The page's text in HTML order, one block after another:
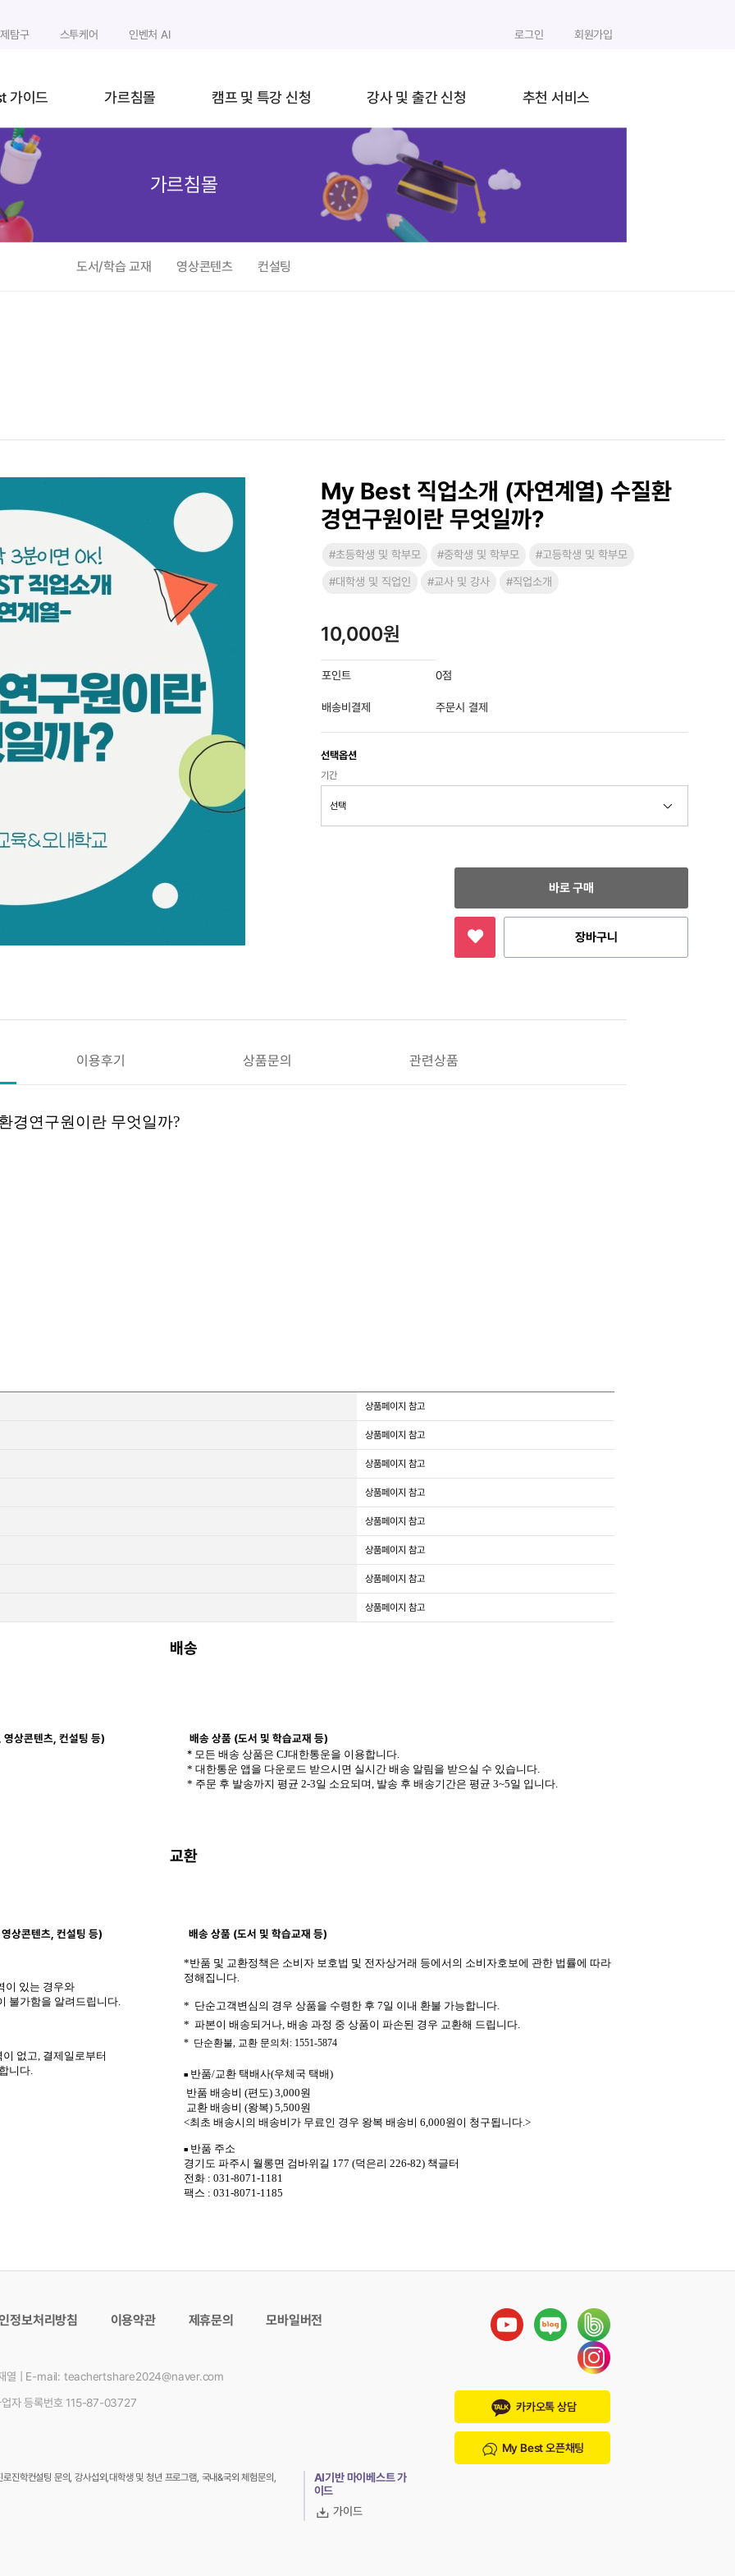
탐구 스투케어 인벤처 AI 로그인 회원가입
가이드 가르침몰 캠프 및 특강 신청 강사 및 출간 신청 추천 서비스
가르침몰
도서/학습 교재 영상콘텐츠 컨설팅
My Best 직업소개 (자연계열) 수질환
경연구원이란 무엇일까?
#초등학생 및 학부모 #중학생 및 학부모 #고등학생 및 학부모
#대학생 및 직업인 #교사 및 강사 #직업소개
10,000원
포인트 0점
배송비결제 주문시 결제
선택옵션
기간
바로 구매
장바구니
이용후기 상품문의 관련상품
경연구원이 란 무엇일까?
상품페이지 참고
상품페이지 참고
상품페이지 참고
상품페이지 참고
상품페이지 참고
상품페이지 참고
상품페이지 참고
상품페이지 참고
배송
상콘텐츠, 컨설팅 등)
배송 상품 (도서 및 학습교재 등)
* 모든 배송 상품은 CJ대한통운을 이용합니다.
* 대한통운 앱을 다운로드 받으시면 실시간 배송 알림을 받으실 수 있습니다.
* 주문 후 발송까지 평균 2-3일 소요 되며, 발송 후 배송기간은 평균 3~5일 입니다.
교환
상콘텐츠, 컨설팅 등) 배송 상품 (도서 및 학습교재 등)
이 있는 경우와
불가함을 알려드립니다.
없고, 결제일로부터
니다.
*반품 및 교환정책은 소비자 보호법 및 전자상거래 등에서의 소비자호보에 관한 법률에 따라
정해집니다.
* 단순고객변심의 경우 상품을 수령한 후 7일 이내 환불 가능합니다.
* 파본이 배송되거나, 배송 과정 중 상품이 파손된 경우 교환해 드립니다.
* 단순환불, 교환 문의처: 1551-5874
■ 반품/교환 택배사(우체국 택배)
반품 배송비 (편도) 3,000원
교환 배송비 (왕복) 5,500원
<최초 배송시의 배송비가 무료인 경우 왕복 배송비 6,000원이 청구됩니다.>
■ 반품 주소
경기도 파주시 월롱면 검바위길 177 (덕은리 226-82) 책글터
전화 : 031-8071-1181
팩스 : 031-8071-1185
정보처리방침 이용약관 제휴문의 모바일버전
열 E-mail: teachertshare2024@naver.com
업자 등록번호 115-87-03727
학컨설팅 문의, 강사섭외,대학생 및 청년 프로그램, 국내&국외 체험문의,
AI기반 마이베스트 가
이드
가이드
카카오톡 상담
My Best 오픈채팅